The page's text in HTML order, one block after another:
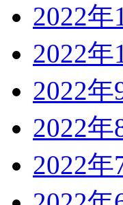
2022年
2022年
2022年
2022年
2022年